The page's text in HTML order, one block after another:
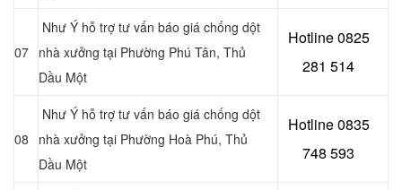
07
Như Ý hỗ trợ tư vấn báo giá chống dột
nhà xưởng tại Phường Phú Tân, Thủ
Dầu Một
Hotline 0825
281 514
08
Như Ý hỗ trợ tư vấn báo giá chống dột
nhà xưởng tại Phường Hoà Phú, Thủ
Dầu Một
Hotline 0835
748 593